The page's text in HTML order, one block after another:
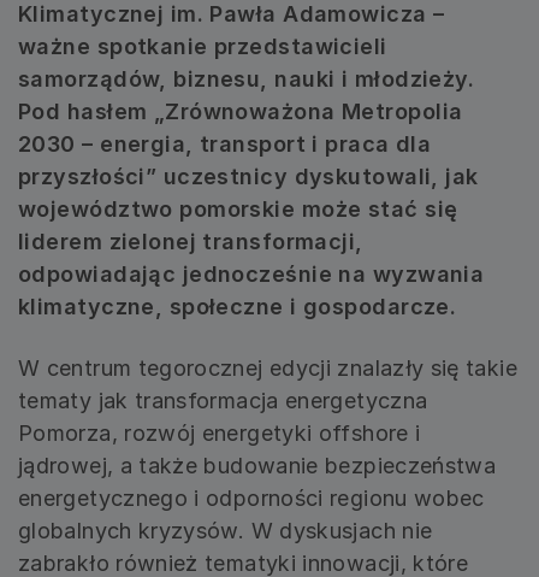
Klimatycznej im. Pawła Adamowicza –
ważne spotkanie przedstawicieli
samorządów, biznesu, nauki i młodzieży.
Pod hasłem „Zrównoważona Metropolia
2030 – energia, transport i praca dla
przyszłości” uczestnicy dyskutowali, jak
województwo pomorskie może stać się
liderem zielonej transformacji,
odpowiadając jednocześnie na wyzwania
klimatyczne, społeczne i gospodarcze.
W centrum tegorocznej edycji znalazły się takie
tematy jak transformacja energetyczna
Pomorza, rozwój energetyki offshore i
jądrowej, a także budowanie bezpieczeństwa
energetycznego i odporności regionu wobec
globalnych kryzysów. W dyskusjach nie
zabrakło również tematyki innowacji, które